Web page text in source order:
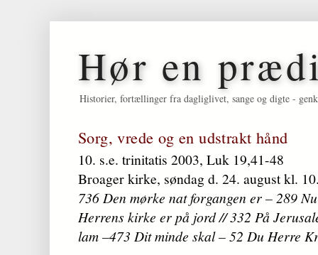
Hør en
Historier, fortællinger fra dagliglivet, sange og digte -
Sorg, vrede og en udstrakt hånd
10. s.e. trinitatis 2003, Luk 19,41-48
Broager kirke, søndag d. 24. august kl.
736 Den mørke nat forgangen er – 289
Herrens kirke er på jord // 332 På
lam –473 Dit minde skal – 52 Du Herre